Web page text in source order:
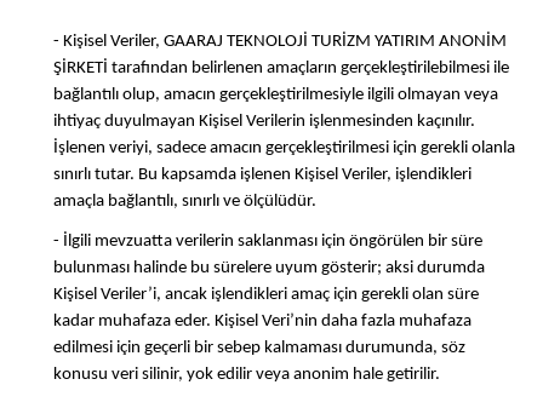
- Kişisel Veriler, GAARAJ TEKNOLOJİ TURİZM YATIRIM ANONİM
ŞİRKETİ tarafından belirlenen amaçların gerçekleştirilebilmesi ile
bağlantılı olup, amacın gerçekleştirilmesiyle ilgili olmayan veya
ihtiyaç duyulmayan Kişisel Verilerin işlenmesinden kaçınılır.
İşlenen veriyi, sadece amacın gerçekleştirilmesi için gerekli olanla
sınırlı tutar. Bu kapsamda işlenen Kişisel Veriler, işlendikleri
amaçla bağlantılı, sınırlı ve ölçülüdür.
- İlgili mevzuatta verilerin saklanması için öngörülen bir süre
bulunması halinde bu sürelere uyum gösterir; aksi durumda
Kişisel Veriler’i, ancak işlendikleri amaç için gerekli olan süre
kadar muhafaza eder. Kişisel Veri’nin daha fazla muhafaza
edilmesi için geçerli bir sebep kalmaması durumunda, söz
konusu veri silinir, yok edilir veya anonim hale getirilir.